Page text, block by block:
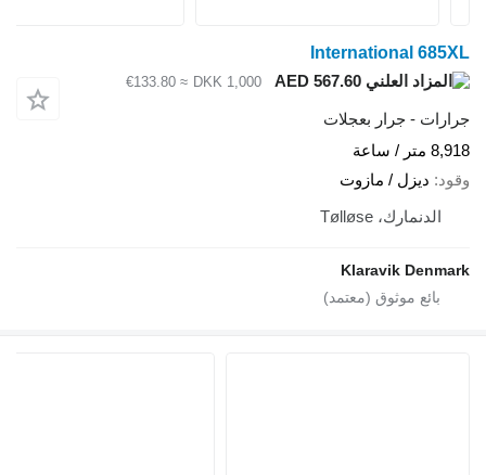
International
AED 567.60
DKK 1,000
≈ €133.80
- جرار بعجلات
/ ساعة
ديزل / مازوت
الدنمارك، Tølløse
Klaravik